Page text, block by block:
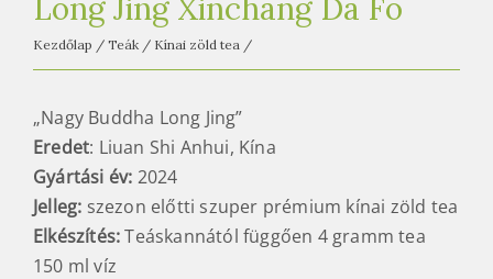
Long Jing Xinchang Da Fo
Kezdőlap / Teák / Kínai zöld tea /
„Nagy Buddha Long Jing”
Eredet: Liuan Shi Anhui, Kína
Gyártási év: 2024
Jelleg: szezon előtti szuper prémium kínai zöld tea
Elkészítés:Teáskannától függően 4 gramm tea
150 ml víz